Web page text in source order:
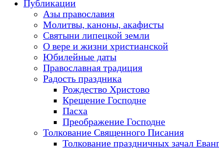
Публикации
Азы православия
Молитвы, каноны, акафисты
Святыни липецкой земли
О вере и жизни христианской
Юбилейные даты
Православная традиция
Радость праздника
Рождество Христово
Крещение Господне
Пасха
Преображение Господне
Толкование Священного Писания
Толкование праздничных зачал